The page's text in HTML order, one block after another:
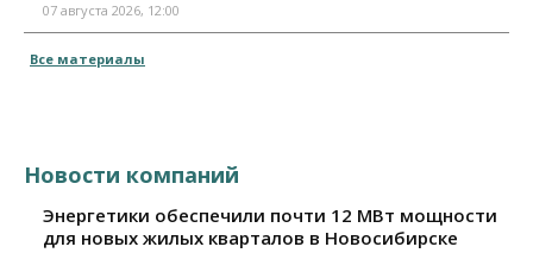
07 августа 2026, 12:00
Все материалы
Новости компаний
Энергетики обеспечили почти 12 МВт мощности
для новых жилых кварталов в Новосибирске